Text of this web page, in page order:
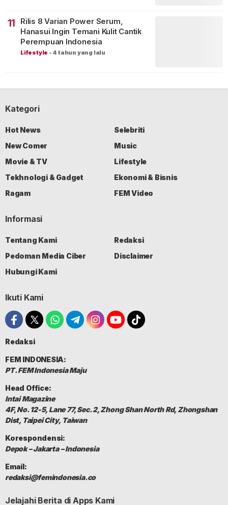
11
Rilis 8 Varian Power Serum,
Hanasui Ingin Temani Kulit Cantik
Perempuan Indonesia
Lifestyle - 4 tahun yang lalu
Kategori
Hot News
Selebriti
New Comer
Music
Movie & TV
Lifestyle
Tekhnologi & Gadget
Ekonomi & Bisnis
Ragam
FEM Video
Informasi
Tentang Kami
Redaksi
Pedoman Media Ciber
Disclaimer
Hubungi Kami
Ikuti Kami
Redaksi
FEM INDONESIA:
PT. FEM Indonesia Maju
Head Office:
Intai Magazine
4F, No. 12-5, Lane 77, Sec. 2, Zhong Shan North Rd, Zhongshan
Dist, Taipei City, Taiwan
Korespondensi:
Depok – Jakarta – Indonesia
Email:
redaksi@femindonesia.co
Jelajahi Berita di Apps Kami